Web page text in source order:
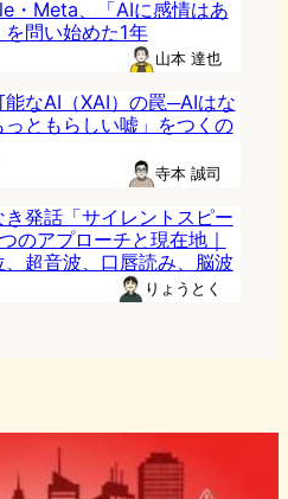
・Meta、「AIに感情はあ
を問い始めた1年
山本 達也
能なAI（XAI）の罠─AIはな
っともらしい嘘」をつくの
寺本 誠司
き発話「サイレントスピー
のアプローチと現在地｜
、超音波、口唇読み、脳波
りょうとく